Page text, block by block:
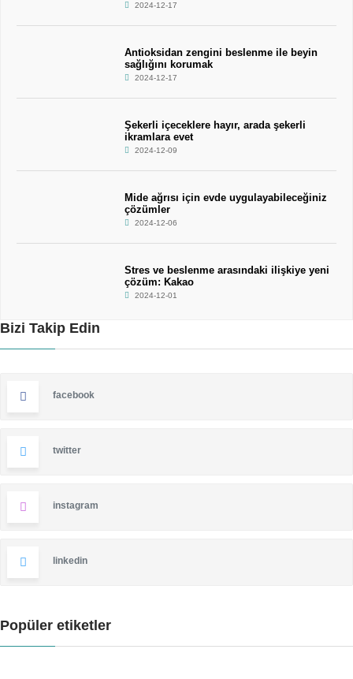
2024-12-17
Antioksidan zengini beslenme ile beyin
sağlığını korumak
2024-12-17
Şekerli içeceklere hayır, arada şekerli
ikramlara evet
2024-12-09
Mide ağrısı için evde uygulayabileceğiniz
çözümler
2024-12-06
Stres ve beslenme arasındaki ilişkiye yeni
çözüm: Kakao
2024-12-01
Bizi Takip Edin
facebook
twitter
instagram
linkedin
Popüler etiketler